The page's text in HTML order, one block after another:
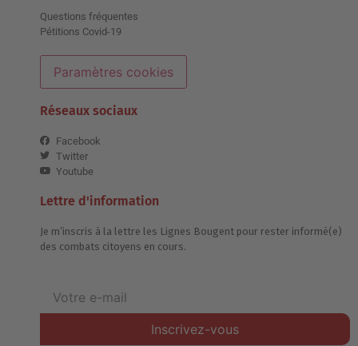
Questions fréquentes
Pétitions Covid-19
Paramètres cookies
Réseaux sociaux
Facebook
Twitter
Youtube
Lettre d'information
Je m’inscris à la lettre les Lignes Bougent pour rester informé(e)
des combats citoyens en cours.
Inscrivez-vous